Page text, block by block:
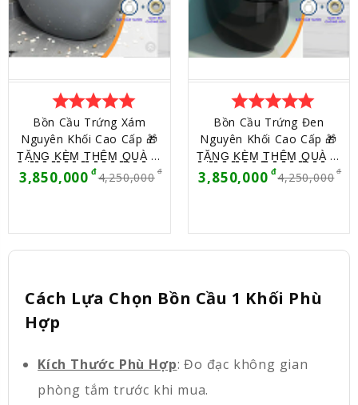
starstarstarstarstar
Bồn Cầu Trứng Xám
Nguyên Khối Cao Cấp 🎁
T̳Ặ̳N̳G̳ ̳K̳È̳M̳ ̳T̳H̳Ê̳M̳ ̳Q̳U̳À̳ (4
MÓN) 🎁
3,850,000 4,250,000
starstarstarstarstar
Bồn Cầu Trứng Đen
Nguyên Khối Cao Cấp 🎁
T̳Ặ̳N̳G̳ ̳K̳È̳M̳ ̳T̳H̳Ê̳M̳ ̳Q̳U̳À̳ (4
MÓN) 🎁
3,850,000 4,250,000
Cách Lựa Chọn Bồn Cầu 1 Khối Phù
Hợp
Kích Thước Phù Hợp: Đo đạc không gian
phòng tắm trước khi mua.